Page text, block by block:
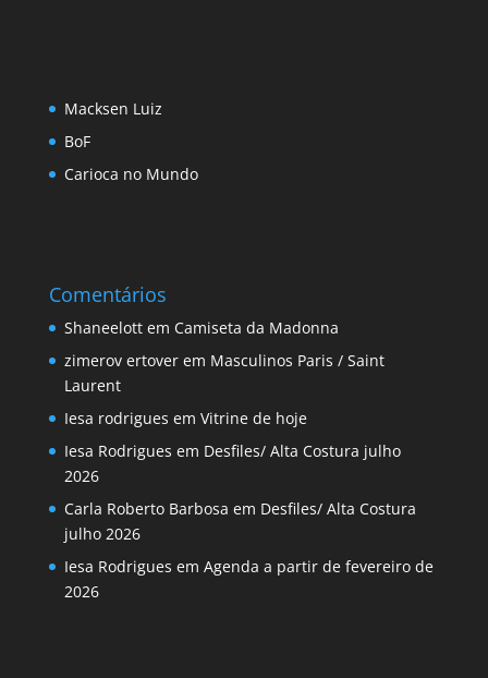
Macksen Luiz
BoF
Carioca no Mundo
Comentários
Shaneelottem Camiseta da Madonna
zimerov ertoverem Masculinos Paris / Saint
Laurent
Iesa rodrigues em Vitrine de hoje
Iesa Rodrigues em Desfiles/ Alta Costura julho
2026
Carla Roberto Barbosa em Desfiles/ Alta Costura
julho 2026
Iesa Rodrigues em Agenda a partir de fevereiro de
2026